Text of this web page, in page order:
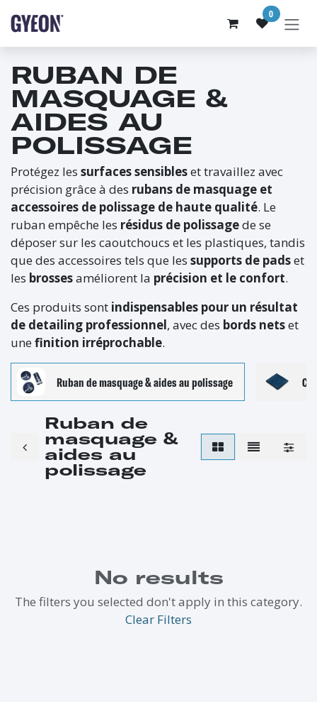
0
RUBAN DE
MASQUAGE &
AIDES AU
POLISSAGE
Protégez les surfaces sensibleset travaillez avec
précision grâce à des rubans de masquage et
accessoires de polissage de haute qualité. Le
ruban empêche les résidus de polissagede se
déposer sur les caoutchoucs et les plastiques, tandis
que des accessoires tels que les supports de padset
les brossesaméliorent la précision et le confort.
Ces produits sont indispensables pour un résultat
de detailing professionnel, avec des bords netset
une finition irréprochable.
Ruban de masquage & aides au polissage
Ruban de
masquage &
aides au
polissage
No results
The filters you selected don't apply in this category.
Clear Filters